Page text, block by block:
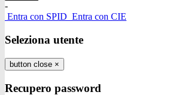
-
Entra con SPID Entra con CIE
Seleziona utente
button close ×
Recupero password